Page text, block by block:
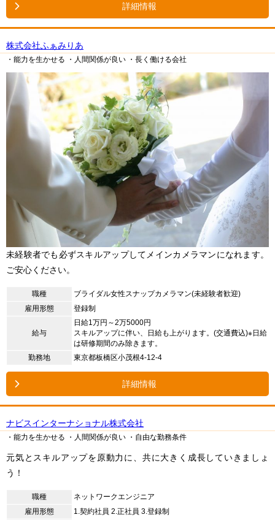
詳細情報
株式会社ふぁみりあ
・能力を生かせる ・人間関係が良い ・長く働ける会社
未経験者でも必ずスキルアップしてメインカメラマンになれます。
ご安心ください。
職種
ブライダル女性スナップカメラマン(未経験者歓迎)
雇用形態
登録制
給与
日給1万円～2万5000円
スキルアップに伴い、日給も上がります。(交通費込)※日給
は研修期間のみ除きます。
勤務地
東京都板橋区小茂根4-12-4
詳細情報
ナビスインターナショナル株式会社
・能力を生かせる ・人間関係が良い ・自由な勤務条件
元気とスキルアップを原動力に、共に大きく成長していきましょ
う！
職種
ネットワークエンジニア
雇用形態
1. 契約社員 2. 正社員 3. 登録制